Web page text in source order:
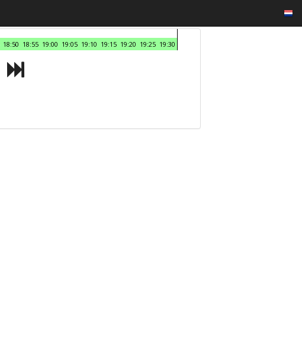
18:50 18:55 19:00 19:05 19:10 19:15 19:20 19:25 19:30